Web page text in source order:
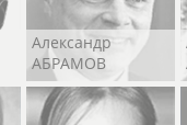
Александр
АБРАМОВ